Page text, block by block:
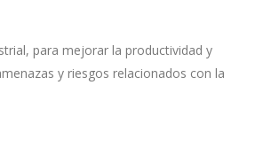
para mejorar la productividad y
y riesgos relacionados con la